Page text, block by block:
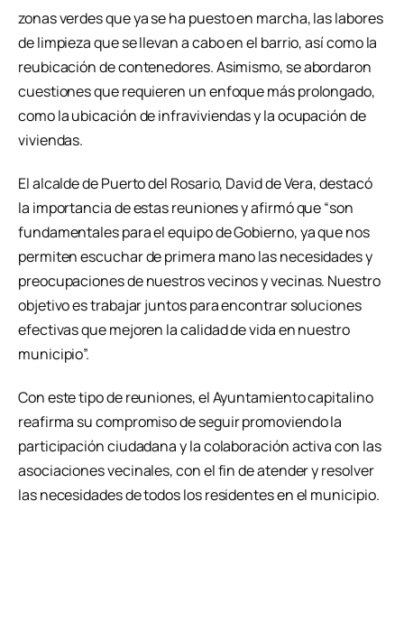
zonas verdes que ya se ha puesto en marcha, las labores
de limpieza que se llevan a cabo en el barrio, así como la
reubicación de contenedores. Asimismo, se abordaron
cuestiones que requieren un enfoque más prolongado,
como la ubicación de infraviviendas y la ocupación de
viviendas.
El alcalde de Puerto del Rosario, David de Vera, destacó
la importancia de estas reuniones y afirmó que “son
fundamentales para el equipo de Gobierno, ya que nos
permiten escuchar de primera mano las necesidades y
preocupaciones de nuestros vecinos y vecinas. Nuestro
objetivo es trabajar juntos para encontrar soluciones
efectivas que mejoren la calidad de vida en nuestro
municipio”.
Con este tipo de reuniones, el Ayuntamiento capitalino
reafirma su compromiso de seguir promoviendo la
participación ciudadana y la colaboración activa con las
asociaciones vecinales, con el fin de atender y resolver
las necesidades de todos los residentes en el municipio.